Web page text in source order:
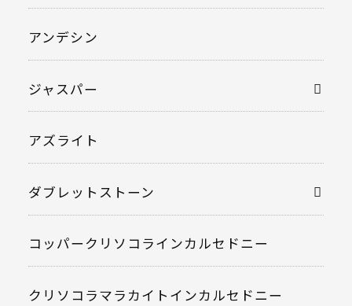
アンデシン
ジャスパー
アズライト
ダブレットストーン
コッパークリソコラインカルセドニー
クリソコラマラカイトインカルセドニー